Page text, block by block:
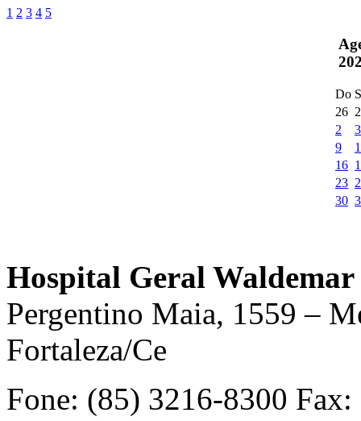
1 2 3 4 5
Do
26
2
3
9
16
23
30
Hospital Geral
Pergentino Maia, 1559 –
Fortaleza/Ce
Fone: (85) 3216-8300